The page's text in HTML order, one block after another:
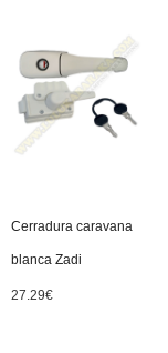
Cerradura caravana
blanca Zadi
27.29€